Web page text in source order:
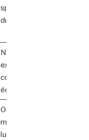
sportives
durables
Nouvelle
expérience de
conduite
équilibrée
Ouverture vers
marché SUV
luxe